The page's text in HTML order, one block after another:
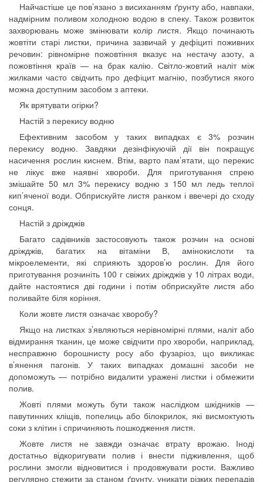
Найчастіше це пов’язано з висиханням ґрунту або, навпаки,
надмірним поливом холодною водою в спеку. Також розвиток
захворювань може змінювати колір листя. Якщо починають
жовтіти старі листки, причина зазвичай у дефіциті поживних
речовин: рівномірне пожовтіння вказує на нестачу азоту, а
пожовтіння країв — на брак калію. Світло-жовтий наліт між
жилками часто свідчить про дефіцит магнію, позбутися якого
можна доступним засобом з аптеки.
Як врятувати огірки?
Настій з перекису водню
Ефективним засобом у таких випадках є 3% розчин
перекису водню. Завдяки дезінфікуючій дії він покращує
насичення рослин киснем. Втім, варто пам’ятати, що перекис
не лікує вже наявні хвороби. Для приготування спрею
змішайте 50 мл 3% перекису водню з 150 мл ледь теплої
кип’яченої води. Обприскуйте листя ранком і ввечері до сходу
сонця.
Настій з дріжджів
Багато садівників застосовують також розчин на основі
дріжджів, багатих на вітаміни В, амінокислоти та
мікроелементи, які сприяють здоров’ю рослин. Для його
приготування розчиніть 100 г свіжих дріжджів у 10 літрах води,
дайте настоятися дві години і потім обприскуйте листя або
поливайте біля коріння.
Коли жовте листя означає хворобу?
Якщо на листках з’являються нерівномірні плями, наліт або
відмирання тканин, це може свідчити про хвороби, наприклад,
несправжню борошнисту росу або фузаріоз, що викликає
в’янення пагонів. У таких випадках домашні засоби не
допоможуть — потрібно видалити уражені листки і обмежити
полив.
Жовті плями можуть бути також наслідком шкідників —
павутинних кліщів, попелиць або білокрилок, які висмоктують
соки з клітин і спричиняють пошкодження листя.
Жовте листя не завжди означає втрату врожаю. Іноді
достатньо відкоригувати полив і внести підживлення, щоб
рослини змогли відновитися і продовжувати рости. Важливо
регулярно стежити за станом ґрунту, уникати різких перепадів